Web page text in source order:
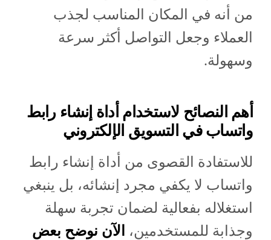
من أنه في المكان المناسب لجذب
العملاء وجعل التواصل أكثر سرعة
وسهولة.
أهم النصائح لاستخدام أداة إنشاء رابط
واتساب في التسويق الإلكتروني
للاستفادة القصوى من أداة إنشاء رابط
واتساب لا يكفي مجرد إنشائه، بل ينبغي
استغلاله بفعالية لضمان تجربة سهلة
وجذابة للمستخدمين،
الآن نوضح بعض